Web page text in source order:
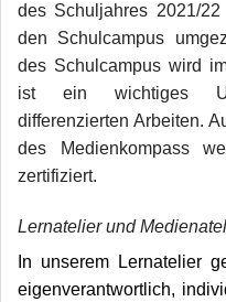
des Schuljahres 2021/
den Schulcampus
des Schulcampus wird
ist ein wichtiges
differenzierten Arbeiten.
des Medienkompass
zertifiziert.
Lernatelier und
In unserem Lernatelier
eigenverantwortlich,